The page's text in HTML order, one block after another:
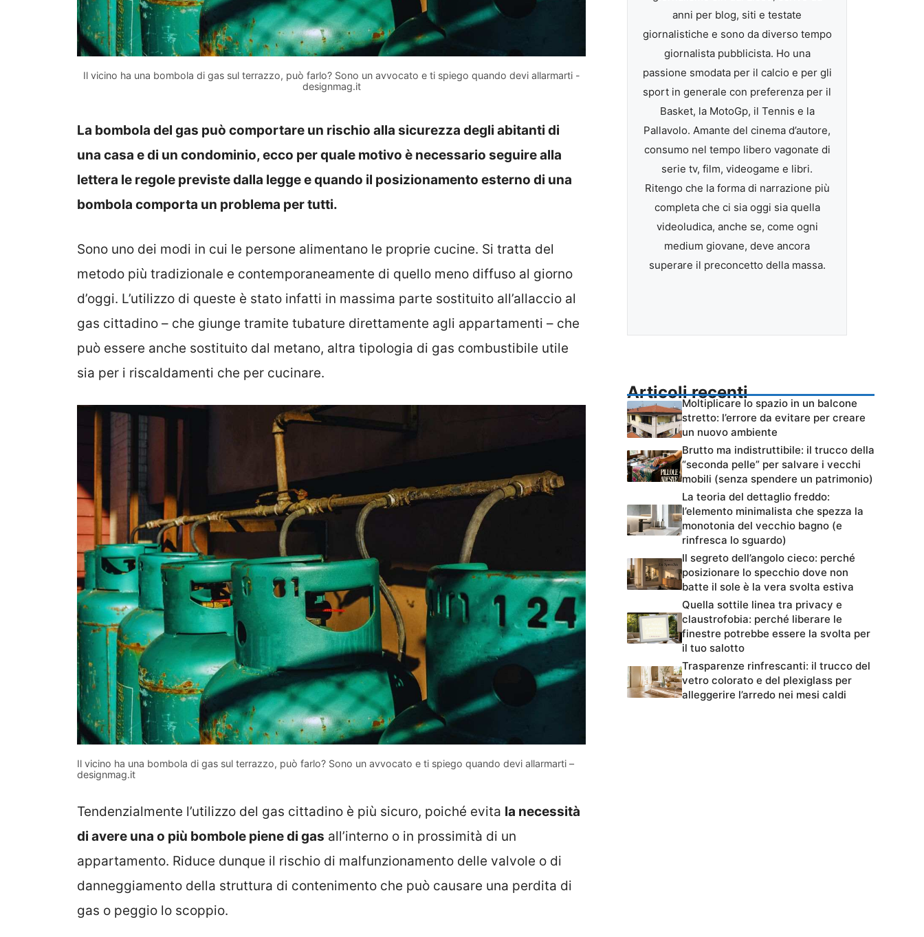
Il vicino ha una bombola di gas sul terrazzo, può farlo? Sono un avvocato e ti spiego quando devi allarmarti -
designmag.it
La bombola del gas può comportare un rischio alla sicurezza degli abitanti di
una casa e di un condominio, ecco per quale motivo è necessario seguire alla
lettera le regole previste dalla legge e quando il posizionamento esterno di una
bombola comporta un problema per tutti.
Sono uno dei modi in cui le persone alimentano le proprie cucine. Si tratta del
metodo più tradizionale e contemporaneamente di quello meno diffuso al giorno
d’oggi. L’utilizzo di queste è stato infatti in massima parte sostituito all’allaccio al
gas cittadino – che giunge tramite tubature direttamente agli appartamenti – che
può essere anche sostituito dal metano, altra tipologia di gas combustibile utile
sia per i riscaldamenti che per cucinare.
Il vicino ha una bombola di gas sul terrazzo, può farlo? Sono un avvocato e ti spiego quando devi allarmarti –
designmag.it
Tendenzialmente l’utilizzo del gas cittadino è più sicuro, poiché evita la necessità
di avere una o più bombole piene di gas all’interno o in prossimità di un
appartamento. Riduce dunque il rischio di malfunzionamento delle valvole o di
danneggiamento della struttura di contenimento che può causare una perdita di
gas o peggio lo scoppio.
anni per blog, siti e testate
giornalistiche e sono da diverso tempo
giornalista pubblicista. Ho una
passione smodata per il calcio e per gli
sport in generale con preferenza per il
Basket, la MotoGp, il Tennis e la
Pallavolo. Amante del cinema d’autore,
consumo nel tempo libero vagonate di
serie tv, film, videogame e libri.
Ritengo che la forma di narrazione più
completa che ci sia oggi sia quella
videoludica, anche se, come ogni
medium giovane, deve ancora
superare il preconcetto della massa.
Articoli recenti
Moltiplicare lo spazio in un balcone
stretto: l’errore da evitare per creare
un nuovo ambiente
Brutto ma indistruttibile: il trucco della
“seconda pelle” per salvare i vecchi
mobili (senza spendere un patrimonio)
La teoria del dettaglio freddo:
l’elemento minimalista che spezza la
monotonia del vecchio bagno (e
rinfresca lo sguardo)
Il segreto dell’angolo cieco: perché
posizionare lo specchio dove non
batte il sole è la vera svolta estiva
Quella sottile linea tra privacy e
claustrofobia: perché liberare le
finestre potrebbe essere la svolta per
il tuo salotto
Trasparenze rinfrescanti: il trucco del
vetro colorato e del plexiglass per
alleggerire l’arredo nei mesi caldi